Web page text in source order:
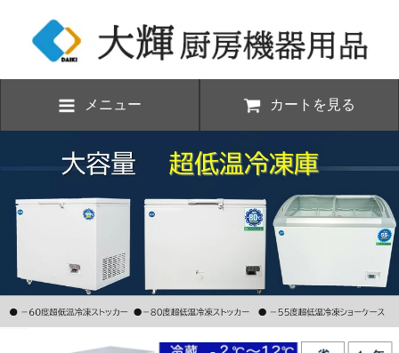
メニュー カートを見る